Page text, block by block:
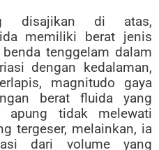
disajikan di atas,
memiliki berat jenis
tenggelam dalam
dengan kedalaman,
magnitudo gaya
berat fluida yang
apung tidak melewati
tergeser, melainkan, ia
dari volume yang